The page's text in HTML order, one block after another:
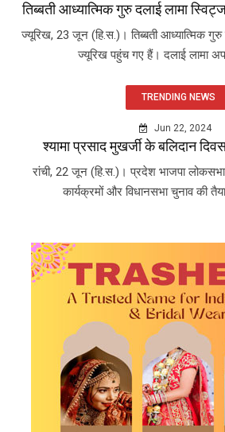
तिब्बती आध्यात्मिक गुरु दलाई लामा
ज्यूरिख, 23 जून (हि.स.)। तिब्बती आध्यात्मिक
ज्यूरिख पहुंच गए हैं। दलाई लामा
TRENDING NEWS
Jun 22, 2024
श्यामा प्रसाद मुखर्जी के बलिदान
रांची, 22 जून (हि.स.)। प्रदेश भाजपा
कार्यक्रमों और विधानसभा चुनाव की